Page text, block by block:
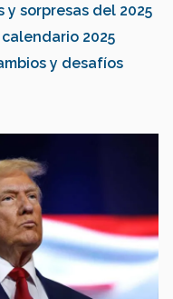
sorpresas del 2025
2025
y desafíos